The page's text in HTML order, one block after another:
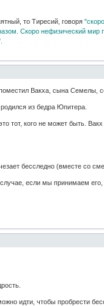
то Тиресий, говоря
Скоро нефизический мир
Вакха, сына Семелы,
из бедра Юпитера.
тот, кого не может быть.
бесследно (вместе со
если мы принимаем
идти, чтобы пробрести